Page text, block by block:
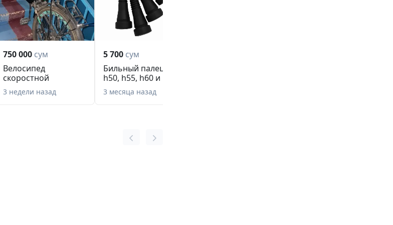
750 000 сум
Велосипед
скоростной
3 недели назад
5 700 сум
Бильный палец : h45,
h50, h55, h60 и h65
3 месяца назад